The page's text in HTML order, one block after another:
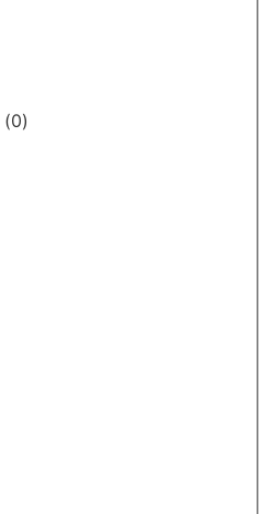
(0)